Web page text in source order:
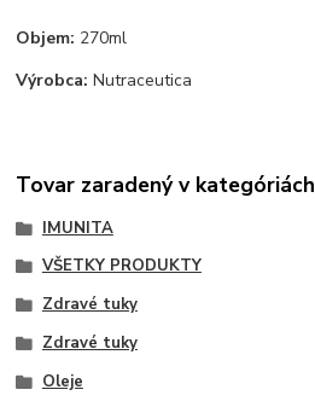
Objem: 270ml
Výrobca:Nutraceutica
Tovar zaradený v kategóriách
IMUNITA
VŠETKY PRODUKTY
Zdravé tuky
Zdravé tuky
Oleje